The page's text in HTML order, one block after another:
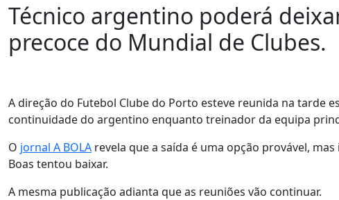
Técnico argentino poderá
precoce do Mundial de Clubes.
A direção do Futebol Clube do Porto esteve reunida na tarde
continuidade do argentino enquanto treinador da equipa
O jornal A BOLA revela que a saída é uma opção provável,
Boas tentou baixar.
A mesma publicação adianta que as reuniões vão continuar.